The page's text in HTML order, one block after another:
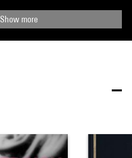
Show more